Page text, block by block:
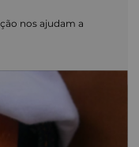
nos ajudam a